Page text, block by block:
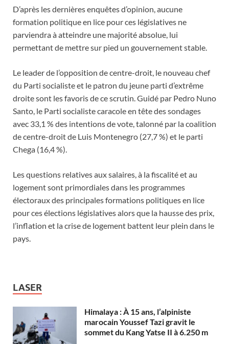
D’après les dernières enquêtes d’opinion, aucune
formation politique en lice pour ces législatives ne
parviendra à atteindre une majorité absolue, lui
permettant de mettre sur pied un gouvernement stable.
Le leader de l’opposition de centre-droit, le nouveau chef
du Parti socialiste et le patron du jeune parti d’extrême
droite sont les favoris de ce scrutin. Guidé par Pedro Nuno
Santo, le Parti socialiste caracole en tête des sondages
avec 33,1 % des intentions de vote, talonné par la coalition
de centre-droit de Luis Montenegro (27,7 %) et le parti
Chega (16,4 %).
Les questions relatives aux salaires, à la fiscalité et au
logement sont primordiales dans les programmes
électoraux des principales formations politiques en lice
pour ces élections législatives alors que la hausse des prix,
l’inflation et la crise de logement battent leur plein dans le
pays.
LASER
Himalaya : À 15 ans, l’alpiniste
marocain Youssef Tazi gravit le
sommet du Kang Yatse II à 6.250 m